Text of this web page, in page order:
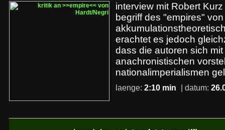
interview mit Robert
begriff des "empires"
erachtet es jedoch
dass die autoren sich
anachronistischen
nationalimperialismen
laenge: 2:10 min | datum: